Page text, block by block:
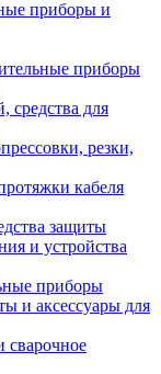
приборы и
приборы
средства для
резки,
кабеля
защиты
и устройства
приборы
и аксессуары для
сварочное